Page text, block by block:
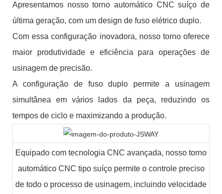
Apresentamos nosso torno automático CNC suíço de
última geração, com um design de fuso elétrico duplo.
Com essa configuração inovadora, nosso torno oferece
maior produtividade e eficiência para operações de
usinagem de precisão.
A configuração de fuso duplo permite a usinagem
simultânea em vários lados da peça, reduzindo os
tempos de ciclo e maximizando a produção.
Equipado com tecnologia CNC avançada, nosso torno
automático CNC tipo suíço permite o controle preciso
de todo o processo de usinagem, incluindo velocidade